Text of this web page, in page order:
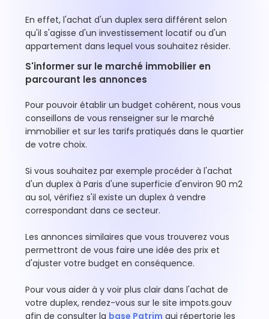
En effet, l'achat d'un duplex sera différent selon
qu'il s'agisse d'un investissement locatif ou d'un
appartement dans lequel vous souhaitez résider.
S'informer sur le marché immobilier en
parcourant les annonces
Pour pouvoir établir un budget cohérent, nous vous
conseillons de vous renseigner sur le marché
immobilier et sur les tarifs pratiqués dans le quartier
de votre choix.
Si vous souhaitez par exemple procéder à l'achat
d'un duplex à Paris d'une superficie d'environ 90 m2
au sol, vérifiez s'il existe un duplex à vendre
correspondant dans ce secteur.
Les annonces similaires que vous trouverez vous
permettront de vous faire une idée des prix et
d'ajuster votre budget en conséquence.
Pour vous aider à y voir plus clair dans l'achat de
votre duplex, rendez-vous sur le site impots.gouv
afin de consulter la base Patrim qui répertorie les